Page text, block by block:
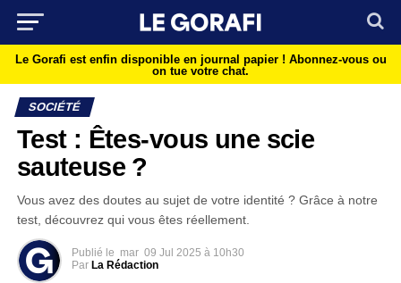
Le Gorafi est enfin disponible en journal papier ! Abonnez-vous ou
on tue votre chat.
SOCIÉTÉ
Test : Êtes-vous une scie
sauteuse ?
Vous avez des doutes au sujet de votre identité ? Grâce à notre
test, découvrez qui vous êtes réellement.
Publié le mar 09 Jul 2025 à 10h30
Par La Rédaction